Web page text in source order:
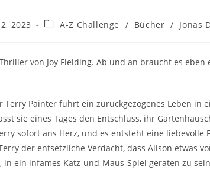
2023 A-Z Challenge / Bücher / Jonas
von Joy Fielding. Ab und an braucht es
Terry Painter führt ein zurückgezogenes Leben
sie eines Tages den Entschluss, ihr
sofort ans Herz, und es entsteht eine liebevolle
der entsetzliche Verdacht, dass Alison etwas
in ein infames Katz-und-Maus-Spiel geraten zu